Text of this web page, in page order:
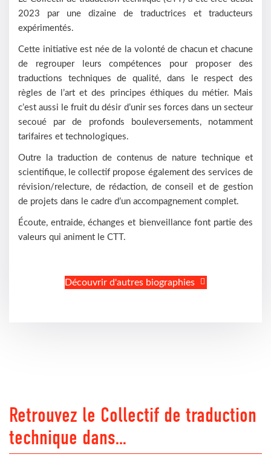
2023 par une dizaine de traductrices et traducteurs
expérimentés.
Cette initiative est née de la volonté de chacun et chacune
de regrouper leurs compétences pour proposer des
traductions techniques de qualité, dans le respect des
règles de l’art et des principes éthiques du métier. Mais
c’est aussi le fruit du désir d’unir ses forces dans un secteur
secoué par de profonds bouleversements, notamment
tarifaires et technologiques.
Outre la traduction de contenus de nature technique et
scientifique, le collectif propose également des services de
révision/relecture, de rédaction, de conseil et de gestion
de projets dans le cadre d’un accompagnement complet.
Écoute, entraide, échanges et bienveillance font partie des
valeurs qui animent le CTT.
Découvrir d'autres biographies
Retrouvez le Collectif de traduction
technique dans…